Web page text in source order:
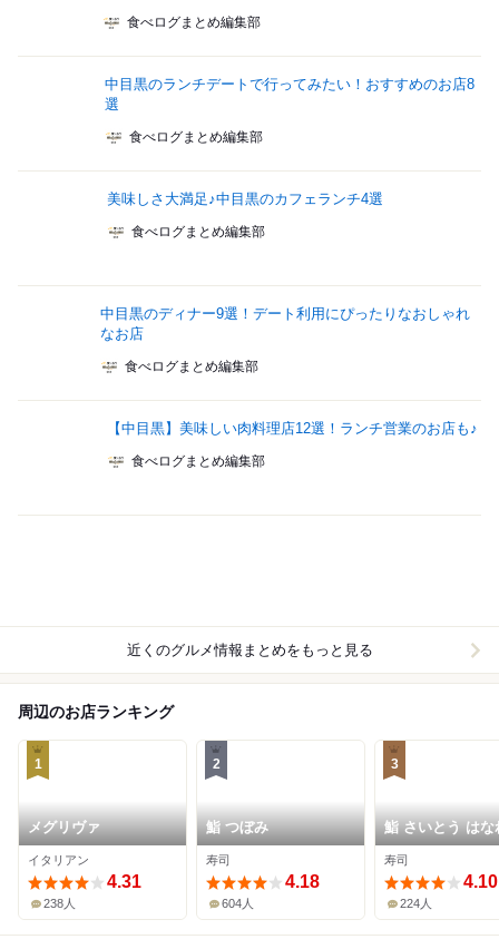
食べログまとめ編集部
中目黒のランチデートで行ってみたい！おすすめのお店8
選
食べログまとめ編集部
美味しさ大満足♪中目黒のカフェランチ4選
食べログまとめ編集部
中目黒のディナー9選！デート利用にぴったりなおしゃれ
なお店
食べログまとめ編集部
【中目黒】美味しい肉料理店12選！ランチ営業のお店も♪
食べログまとめ編集部
近くのグルメ情報まとめをもっと見る
周辺のお店ランキング
1
メグリヴァ
イタリアン
4.31
238人
2
鮨 つぼみ
寿司
4.18
604人
3
鮨 さいとう はな
NANZUKA
寿司
4.10
224人